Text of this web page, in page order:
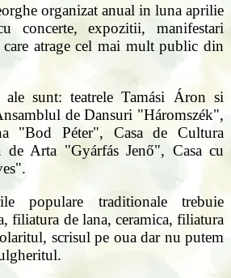
organizat anual in luna aprilie
concerte, expozitii, manifestari
atrage cel mai mult public din
sunt: teatrele Tamási Áron si
de Dansuri "Háromszék",
"Bod Péter", Casa de Cultura
de Arta "Gyárfás Jenő", Casa cu
populare traditionale trebuie
filiatura de lana, ceramica, filiatura
scrisul pe oua dar nu putem